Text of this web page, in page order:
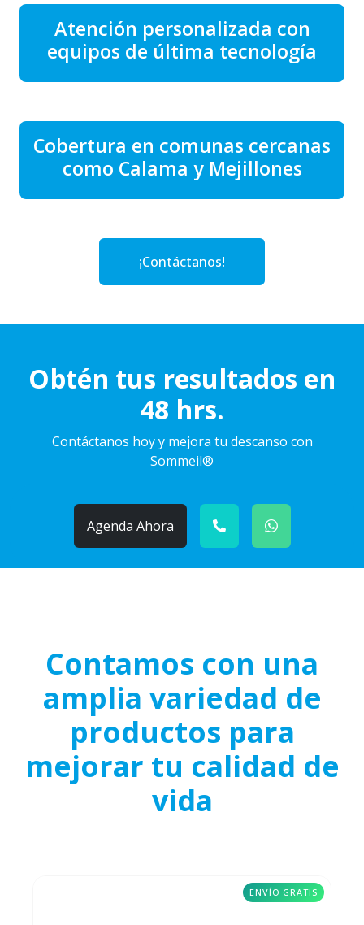
Atención personalizada con
equipos de última tecnología
Cobertura en comunas cercanas
como Calama y Mejillones
¡Contáctanos!
Obtén tus resultados en
48 hrs.
Contáctanos hoy y mejora tu descanso con
Sommeil®
Agenda Ahora
Contamos con una
amplia variedad de
productos para
mejorar tu calidad de
vida
ENVÍO GRATIS